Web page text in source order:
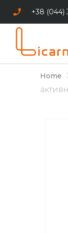
+38 (044)
Home